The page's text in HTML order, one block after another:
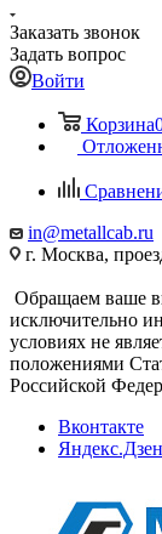
Заказать звонок
Задать вопрос
Войти
Корзина
in@metallcab.ru
г. Москва,
Обращаем ваше
исключительно
условиях не
положениями
Российской
Вконтакте
Яндекс.Дзен